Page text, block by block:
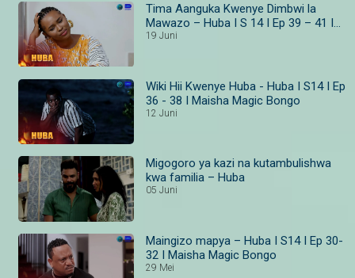
Tima Aanguka Kwenye Dimbwi la
Mawazo – Huba I S 14 I Ep 39 – 41 I
Maisha Magic Bongo
19 Juni
Wiki Hii Kwenye Huba - Huba I S14 I Ep
36 - 38 I Maisha Magic Bongo
12 Juni
Migogoro ya kazi na kutambulishwa
kwa familia – Huba
05 Juni
Maingizo mapya – Huba I S14 I Ep 30-
32 I Maisha Magic Bongo
29 Mei